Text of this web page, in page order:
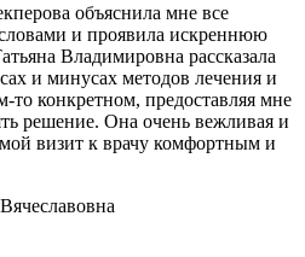
объяснила мне все
и проявила искреннюю
Владимировна рассказала
и минусах методов лечения и
то конкретном, предоставляя мне
решение. Она очень вежливая и
визит к врачу комфортным и